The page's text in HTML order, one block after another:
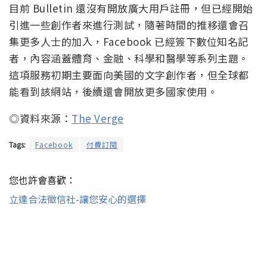
目前 Bulletin 還沒有開放廣大用戶註冊，但已經開始
引進一些創作者來進行測試，隨著時間的推移還會召
集更多人士的加入，Facebook 已經簽下數位知名記
者，內容涵蓋體育、金融、科學和醫學等系列主題。
這項服務初期主要面向美國的文字創作者，但全球都
能看到該網站，後續還會開放更多國家使用。
◎資料來源： The Verge
Tags: Facebook 付費訂閱
您也許會喜歡：
立達合法徵信社-讓您安心的選擇